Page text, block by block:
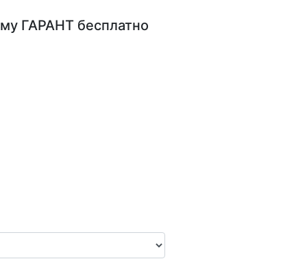
ГАРАНТбесплатно